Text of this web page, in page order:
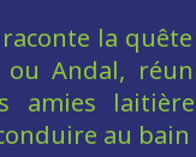
la quête
Andal,
amies
au bain